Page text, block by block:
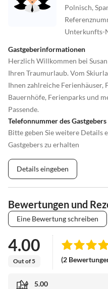
Polnisch,
Unterkunfts-
Gastgeberinformationen
Herzlich Willkommen bei
Ihren Traumurlaub. Vom
Ihnen zahlreiche Ferienhäuser,
Bauernhöfe, Ferienparks und
Passende.
Telefonnummer des Gastgebers
Bitte geben Sie weitere Details
Gastgebers zu erhalten
Details eingeben
Bewertungen und
Eine Bewertung schreiben
4.00
Out of 5 (2
5.00